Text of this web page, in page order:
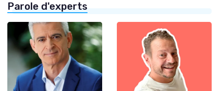
Parole d'experts